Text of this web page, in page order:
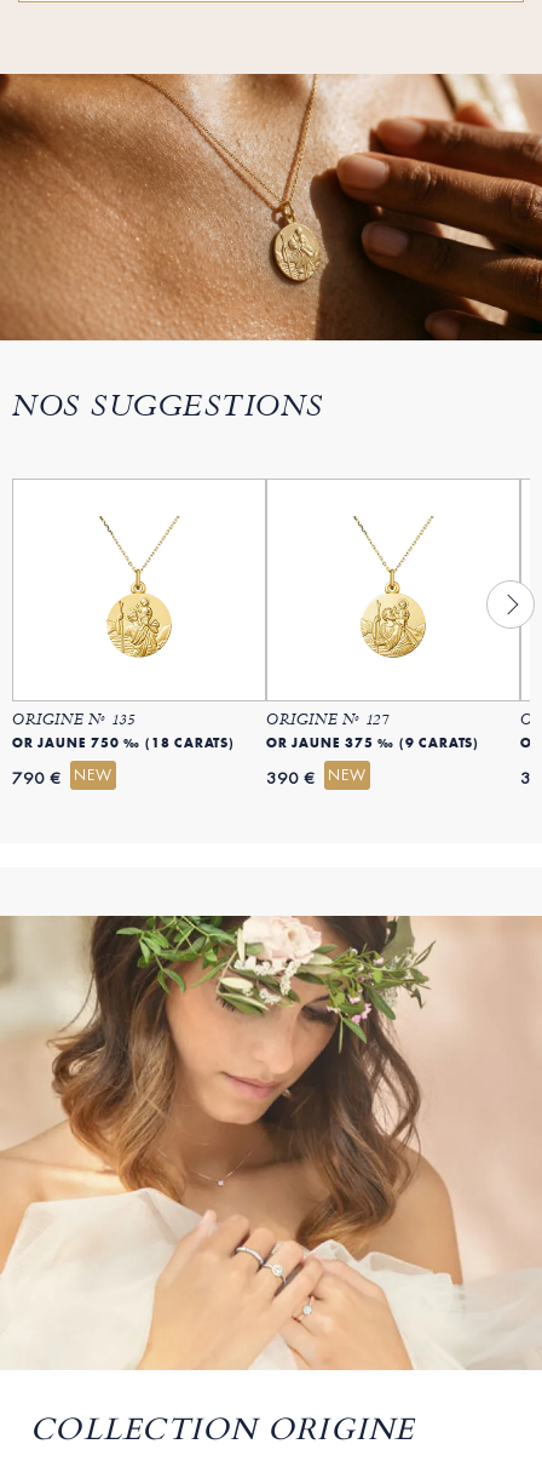
NOS SUGGESTIONS
ORIGINE Nº 135
OR JAUNE 750 ‰ (18 CARATS)
790 € NEW
ORIGINE Nº 127
OR JAUNE 375 ‰ (9 CARATS)
390 € NEW
COLLECTION ORIGINE